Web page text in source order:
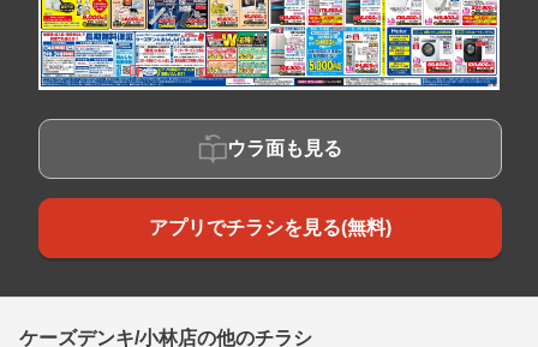
ウラ面も見る
アプリでチラシを見る(無料)
ケーズデンキ/小林店の他のチラシ